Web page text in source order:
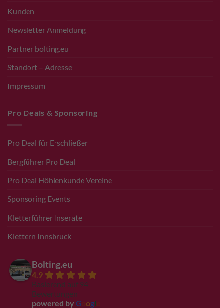
Kunden
Newsletter Anmeldung
Partner bolting.eu
Standort – Adresse
Impressum
Pro Deals & Sponsoring
Pro Deal für Erschließer
Bergführer Pro Deal
Pro Deal Höhlenkunde Vereine
Sponsoring Events
Kletterführer Inserate
Klettern Innsbruck
Bolting.eu
4.9
Basierend auf 94
Bewertungen
powered by G ogl